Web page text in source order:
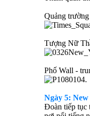
Quảng
Tượng Nữ
Phố Wall -
Ngày 5:
Đoàn tiếp tục